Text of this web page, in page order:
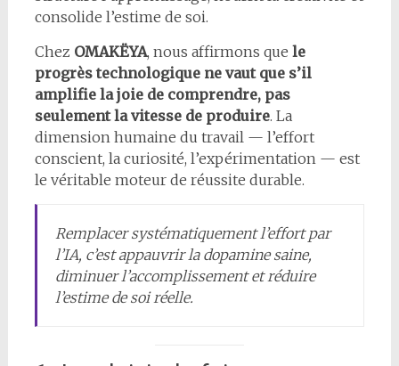
consolide l’estime de soi.
Chez OMAKËYA, nous affirmons que le
progrès technologique ne vaut que s’il
amplifie la joie de comprendre, pas
seulement la vitesse de produire. La
dimension humaine du travail — l’effort
conscient, la curiosité, l’expérimentation — est
le véritable moteur de réussite durable.
Remplacer systématiquement l’effort par
l’IA, c’est appauvrir la dopamine saine,
diminuer l’accomplissement et réduire
l’estime de soi réelle.